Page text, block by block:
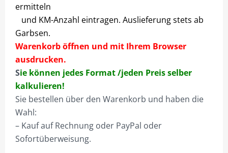
ermitteln
und KM-Anzahl eintragen. Auslieferung stets ab
Garbsen.
Warenkorb öffnen und mit Ihrem Browser
ausdrucken.
Sie können jedes Format /jeden Preis selber
kalkulieren!
Sie bestellen über den Warenkorb und haben die
Wahl:
– Kauf auf Rechnung oder PayPal oder
Sofortüberweisung.